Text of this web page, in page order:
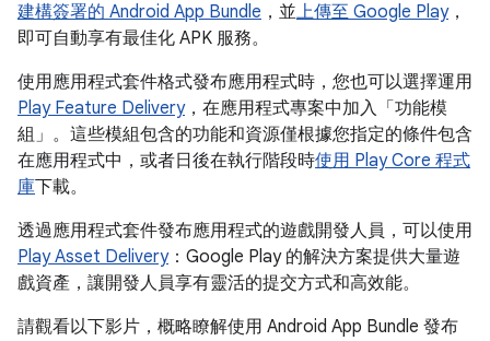
建構簽署的 Android App Bundle ，並上傳至 Google Play，
即可自動享有最佳化 APK 服務。
使用應用程式套件格式發布應用程式時，您也可以選擇運用
Play Feature Delivery，在應用程式專案中加入「功能模
組」 。這些模組包含的功能和資源僅根據您指定的條件包含
在應用程式中，或者日後在執行階段時使用 Play Core 程式
庫下載。
透過應用程式套件發布應用程式的遊戲開發人員，可以使用
Play Asset Delivery：Google Play 的解決方案提供大量遊
戲資產，讓開發人員享有靈活的提交方式和高效能。
請觀看以下影片，概略瞭解使用 Android App Bundle 發布